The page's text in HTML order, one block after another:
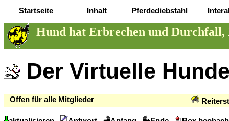
Startseite Inhalt Pferdediebstahl
Hund hat Erbrechen und Durchfall,
Der Virtuelle
Offen für alle Mitglieder